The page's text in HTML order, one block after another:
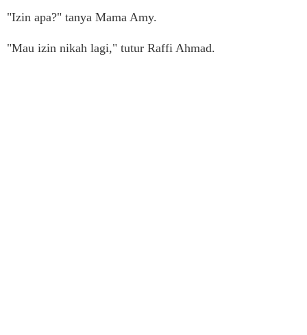
"Izin apa?" tanya Mama Amy.
"Mau izin nikah lagi," tutur Raffi Ahmad.